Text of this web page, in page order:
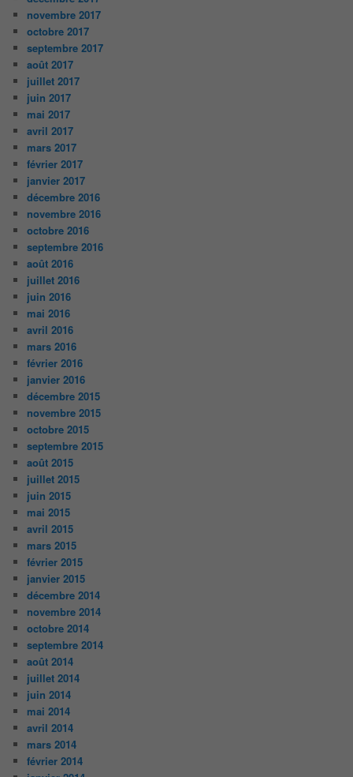
novembre 2017
octobre 2017
septembre 2017
août 2017
juillet 2017
juin 2017
mai 2017
avril 2017
mars 2017
février 2017
janvier 2017
décembre 2016
novembre 2016
octobre 2016
septembre 2016
août 2016
juillet 2016
juin 2016
mai 2016
avril 2016
mars 2016
février 2016
janvier 2016
décembre 2015
novembre 2015
octobre 2015
septembre 2015
août 2015
juillet 2015
juin 2015
mai 2015
avril 2015
mars 2015
février 2015
janvier 2015
décembre 2014
novembre 2014
octobre 2014
septembre 2014
août 2014
juillet 2014
juin 2014
mai 2014
avril 2014
mars 2014
février 2014